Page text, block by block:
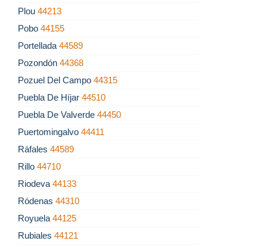
Plou 44213
Pobo 44155
Portellada 44589
Pozondón 44368
Pozuel Del Campo 44315
Puebla De Híjar 44510
Puebla De Valverde 44450
Puertomingalvo 44411
Ráfales 44589
Rillo 44710
Riodeva 44133
Ródenas 44310
Royuela 44125
Rubiales 44121